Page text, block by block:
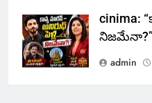
cinima:
నిజమేనా?”
admin